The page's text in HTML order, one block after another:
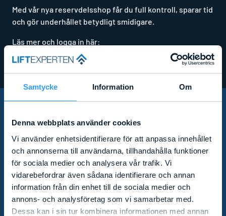
Samtycke Information Om
Denna webbplats använder cookies
Vi använder enhetsidentifierare för att anpassa innehållet
och annonserna till användarna, tillhandahålla funktioner
för sociala medier och analysera vår trafik. Vi
vidarebefordrar även sådana identifierare och annan
information från din enhet till de sociala medier och
annons- och analysföretag som vi samarbetar med.
Dessa kan i sin tur kombinera informationen med annan
Med vår nya reservdelsshop får du full kontroll, sparar tid
och gör underhållet betydligt smidigare.
Läs mer och logga in här:
https://reservdelar.liftexperten.se/
PRENUMERERA PÅ VÅRT
NYHETSBREV!
Missa inga nyheter! Som prenumerant av vårt
nyhetsbrev får du relevant produktinformation och
specialerbjudanden direkt i mailkorgen.